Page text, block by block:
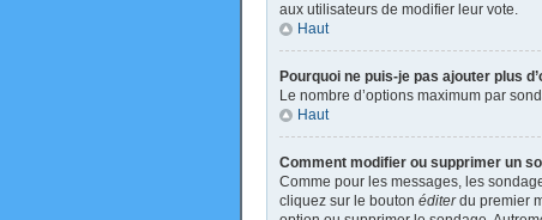
aux utilisateurs de modifier leur vote.
Haut
Pourquoi ne puis-je pas ajouter plus
Le nombre d’options maximum par
Haut
Comment modifier ou supprimer un
Comme pour les messages, les
cliquez sur le bouton éditerdu premier